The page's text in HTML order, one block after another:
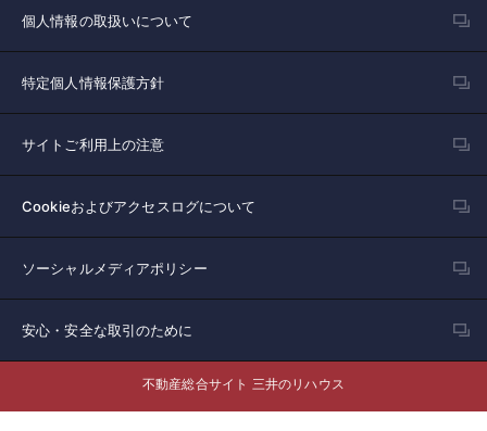
個人情報の取扱いについて
特定個人情報保護方針
サイトご利用上の注意
Cookieおよびアクセスログについて
ソーシャルメディアポリシー
安心・安全な取引のために
不動産総合サイト 三井のリハウス